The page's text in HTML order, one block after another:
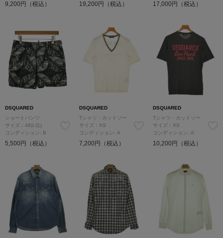
9,200円（税込） 19,200円（税込） 17,000円（税込）
DSQUARED
ショートパンツ
サイズ：48(L位)
コンディション: B
5,500円（税込）
DSQUARED
Tシャツ・カットソー
サイズ：XS
コンディション: A
7,200円（税込）
DSQUARED
Tシャツ・カットソー
サイズ：XS
コンディション: A
10,200円（税込）